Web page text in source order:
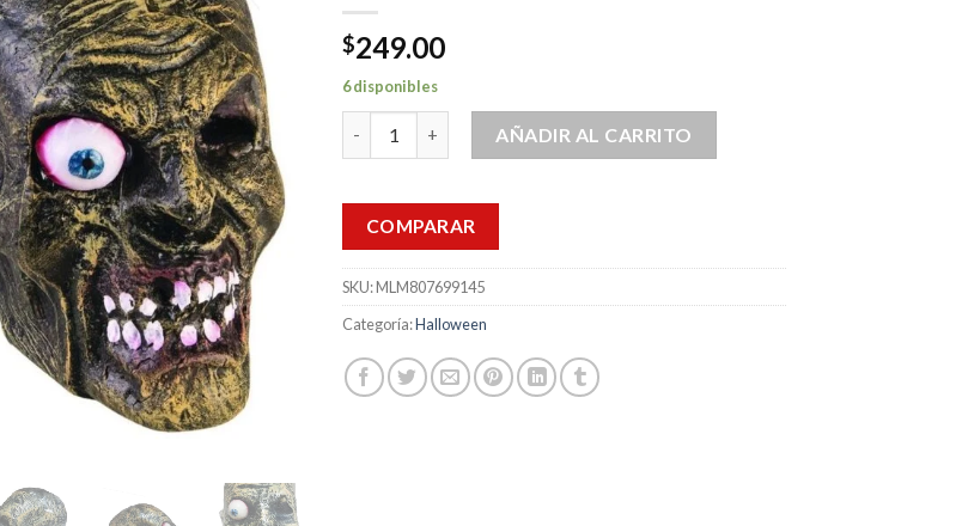
$249.00
6 disponibles
Cabeza Zombie Decoración Para Día De Halloween Mounstro cantidad
AÑADIR AL CARRITO
COMPARAR
SKU:MLM807699145
Categoría:Halloween